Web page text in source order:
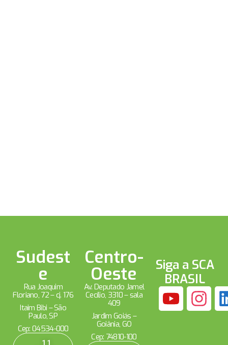
Sudest
e
Rua Joaquim
Floriano, 72 – cj. 176
Itaim Bibi – São
Paulo, SP
Cep: 04534-000
11
Centro-
Oeste
Av. Deputado Jamel
Cecílio, 3310 – sala
409
Jardim Goiás –
Goiânia, GO
Cep: 74810-100
Siga a SCA
BRASIL